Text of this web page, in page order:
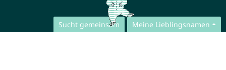
Sucht gemeinsam Meine Lieblingsnamen